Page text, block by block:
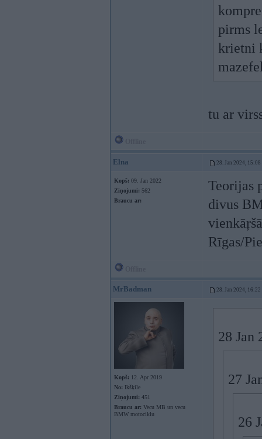
pirms
krietni
tu ar
Elna 28. Jan 2024, 15:08
Kopš: 09. Jan 2022
Ziņojumi: 562
Braucu ar:
Teorijas
divus
Rīgas/
MrBadman 28. Jan 2024, 16:22
Kopš: 12. Apr 2019
No: Ikšķile
Ziņojumi: 451
Braucu ar: Vecu MB un vecu
BMW motociklu
28 Jan
27
26